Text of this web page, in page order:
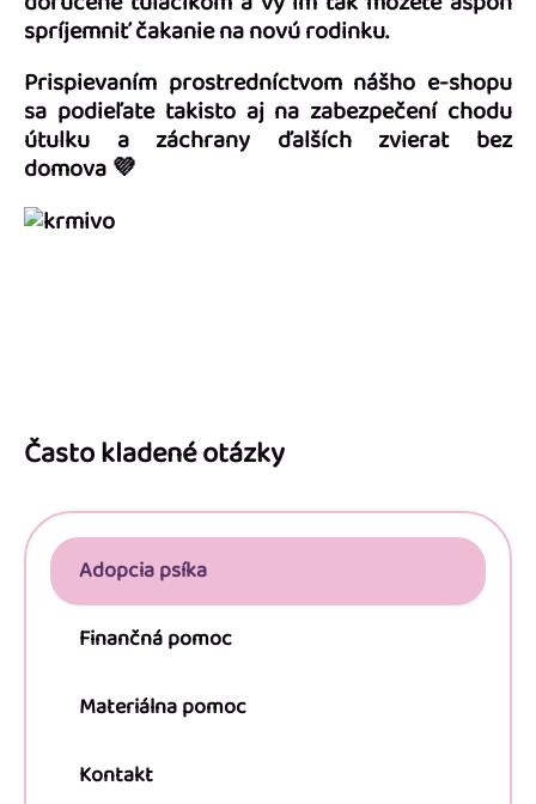
spríjemniť čakanie na novú rodinku.
Prispievaním prostredníctvom nášho e-shopu
sa podieľate takisto aj na zabezpečení chodu
útulku a záchrany ďalších zvierat bez
domova 💜
Často kladené otázky
Adopcia psíka
Finančná pomoc
Materiálna pomoc
Kontakt